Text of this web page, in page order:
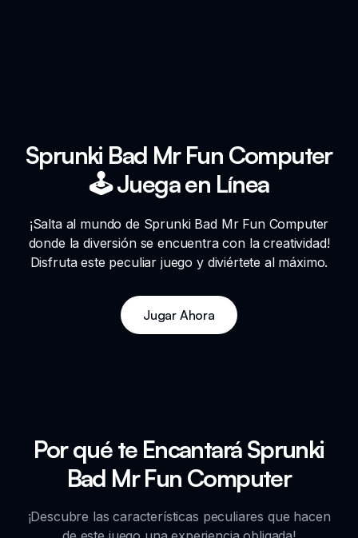
Sprunki Bad Mr Fun Computer
🕹️ Juega en Línea
¡Salta al mundo de Sprunki Bad Mr Fun Computer
donde la diversión se encuentra con la creatividad!
Disfruta este peculiar juego y diviértete al máximo.
Jugar Ahora
Por qué te Encantará Sprunki
Bad Mr Fun Computer
¡Descubre las características peculiares que hacen